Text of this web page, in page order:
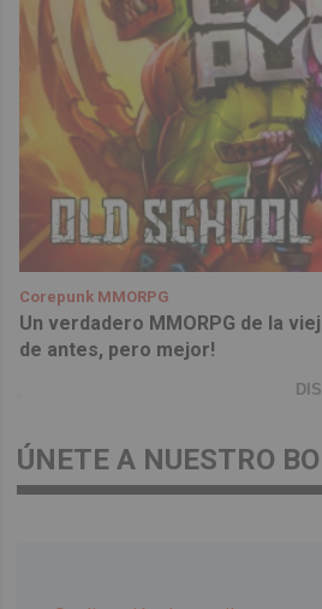
Corepunk MMORPG
Un verdadero MMORPG de la
de antes, pero mejor!
ÚNETE A NUESTRO